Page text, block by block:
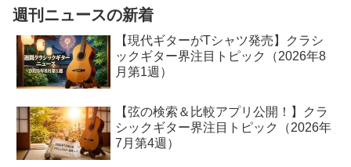
週刊ニュースの新着
【現代ギターがTシャツ発売】クラシ
ックギター界注目トピック（2026年8
月第1週）
【弦の検索＆比較アプリ公開！】クラ
シックギター界注目トピック（2026年
7月第4週）